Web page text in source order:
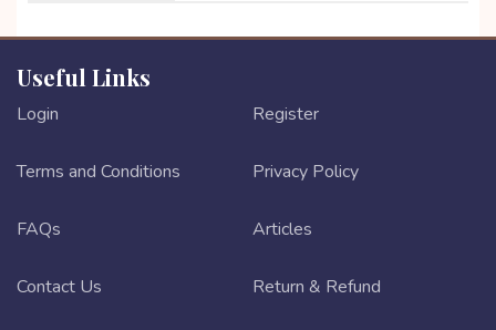
Useful Links
Login Register
Terms and Conditions Privacy Policy
FAQs Articles
Contact Us Return & Refund